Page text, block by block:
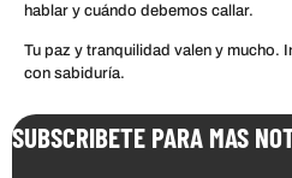
hablar y cuándo debemos callar.
Tu paz y tranquilidad valen y mucho.
con sabiduría.
SUBSCRIBETE PARA MAS